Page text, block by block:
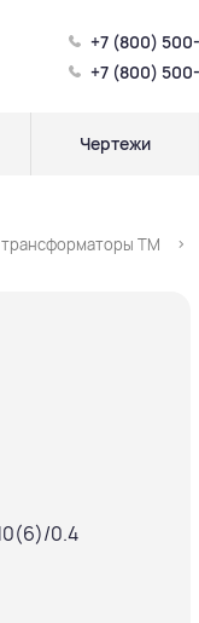
+7 (800)
+7 (800)
Чертежи
ТМ